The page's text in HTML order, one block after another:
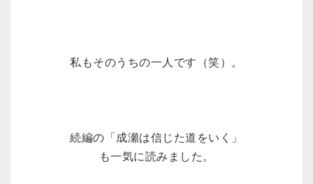
私もそのうちの一人です（笑）。
続編の「成瀬は信じた道をいく」
も一気に読みました。